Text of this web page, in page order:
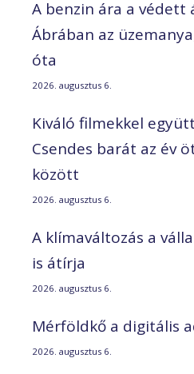
A benzin ára a védett
Ábrában az
óta
2026. augusztus 6.
Kiváló filmekkel
Csendes barát az év
között
2026. augusztus 6.
A klímaváltozás a
is átírja
2026. augusztus 6.
Mérföldkő a digitális
2026. augusztus 6.